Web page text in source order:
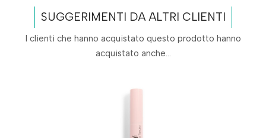
SUGGERIMENTI DA ALTRI CLIENTI
I clienti che hanno acquistato questo prodotto hanno
acquistato anche...